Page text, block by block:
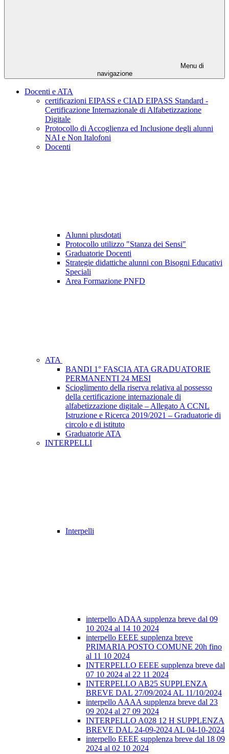
Menu di
navigazione
Docenti e ATA
certificazioni EIPASS e CIAD EIPASS Standard -
Certificazione Internazionale di Alfabetizzazione
Digitale
Protocollo di Accoglienza ed Inclusione degli alunni
NAI e Non Italofoni
Docenti
Alunni plusdotati
Protocollo utilizzo "Stanza dei Sensi"
Graduatorie Docenti
Strategie didattiche alunni con Bisogni Educativi
Speciali
Area Formazione PNFD
ATA
BANDI 1° FASCIA ATA GRADUATORIE
PERMANENTI 24 MESI
Scioglimento della riserva relativa al possesso
della certificazione internazionale di
alfabetizzazione digitale – Allegato A CCNL
Istruzione e Ricerca 2019/2021 – Graduatorie di
circolo e di istituto
Graduatorie ATA
INTERPELLI
Interpelli
interpello ADAA supplenza breve dal 09
10 2024 al 14 10 2024
interpello EEEE supplenza breve
PRIMARIA POSTO COMUNE 20h fino
al 11 10 2024
INTERPELLO EEEE supplenza breve dal
07 10 2024 al 22 11 2024
INTERPELLO AB25 SUPPLENZA
BREVE DAL 27/09/2024 AL 11/10/2024
interpello AAAA supplenza breve dal 23
09 2024 al 27 09 2024
INTERPELLO A028 12 H SUPPLENZA
BREVE DAL 24-09-2024 AL 04-10-2024
interpello EEEE supplenza breve dal 18 09
2024 al 02 10 2024